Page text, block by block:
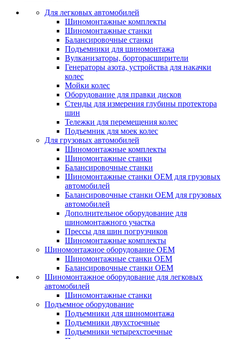
Для легковых автомобилей
Шиномонтажные комплекты
Шиномонтажные станки
Балансировочные станки
Подъемники для шиномонтажа
Вулканизаторы, борторасширители
Генераторы азота, устройства для накачки
колес
Мойки колес
Оборудование для правки дисков
Стенды для измерения глубины протектора
шин
Тележки для перемещения колес
Подъемник для моек колеc
Для грузовых автомобилей
Шиномонтажные комплекты
Шиномонтажные станки
Балансировочные станки
Шиномонтажные станки ОЕМ для грузовых
автомобилей
Балансировочные станки ОЕМ для грузовых
автомобилей
Дополнительное оборудование для
шиномонтажного участка
Прессы для шин погрузчиков
Шиномонтажные комплекты
Шиномонтажное оборудование ОЕМ
Шиномонтажные станки ОЕМ
Балансировочные станки ОЕМ
Шиномонтажное оборудование для легковых
автомобилей
Шиномонтажные станки
Подъемное оборудование
Подъемники для шиномонтажа
Подъемники двухстоечные
Подъемники четырехстоечные